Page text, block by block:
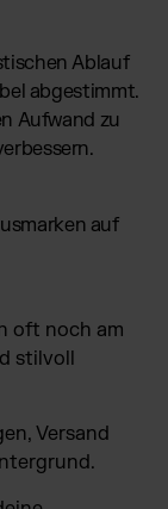
Ablauf
abgestimmt.
Aufwand zu
auf
oft noch am
stilvoll
Versand